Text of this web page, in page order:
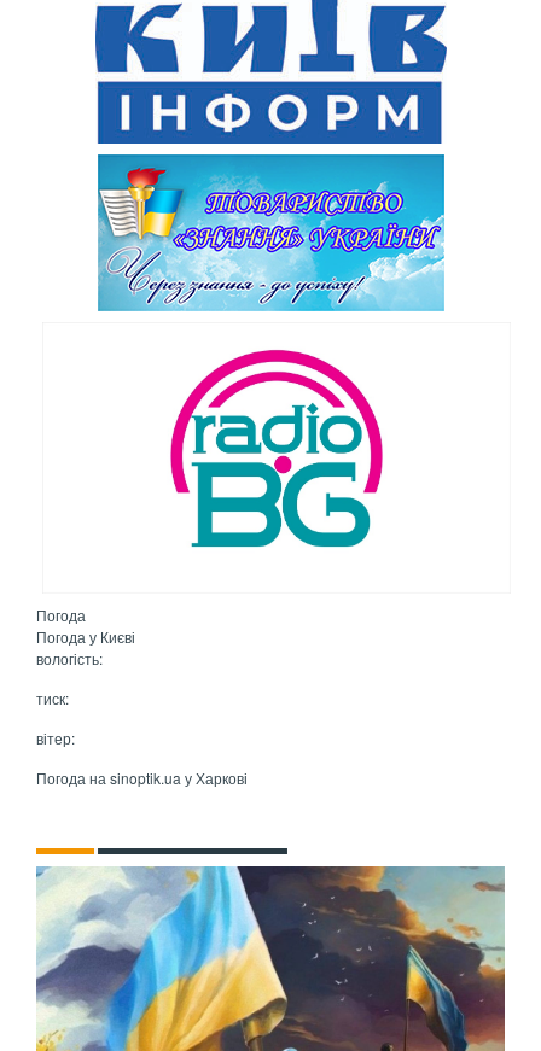
Погода
Погода у Києві
вологість:
тиск:
вітер:
Погода на sinoptik.ua у Харкові